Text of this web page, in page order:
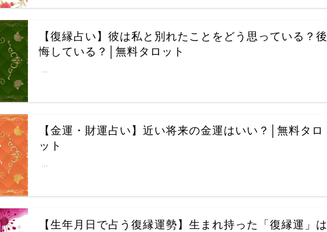
【復縁占い】彼は私と別れたことをどう思っている？後
悔している？│無料タロット
【金運・財運占い】近い将来の金運はいい？│無料タロ
ット
【生年月日で占う復縁運勢】生まれ持った「復縁運」は